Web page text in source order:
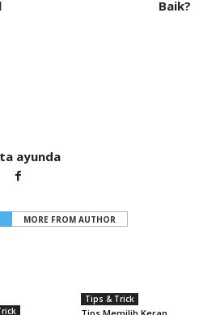
Baik?
ayunda
MORE FROM AUTHOR
Tips & Trick